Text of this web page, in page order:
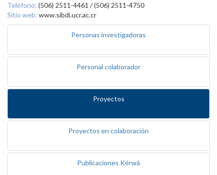
Teléfono: (506) 2511-4461 / (506) 2511-4750
Sitio web: www.sibdi.ucr.ac.cr
Personas investigadoras
Personal colaborador
Proyectos
Proyectos en colaboración
Publicaciones Kérwá